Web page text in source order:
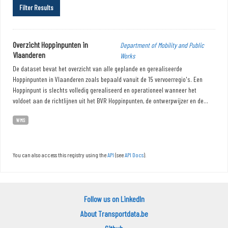
Filter Results
Overzicht Hoppinpunten in
Vlaanderen
Department of Mobility and Public
Works
De dataset bevat het overzicht van alle geplande en gerealiseerde
Hoppinpunten in Vlaanderen zoals bepaald vanuit de 15 vervoerregio's. Een
Hoppinpunt is slechts volledig gerealiseerd en operationeel wanneer het
voldoet aan de richtlijnen uit het BVR Hoppinpunten, de ontwerpwijzer en de...
WMS
You can also access this registry using theAPI (seeAPI Docs).
Follow us on LinkedIn
About Transportdata.be